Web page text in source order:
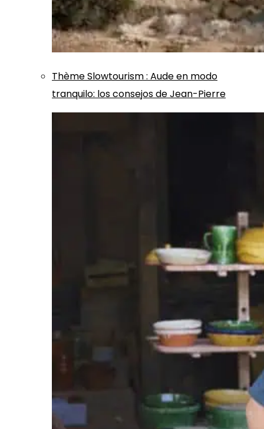
ThèmeSlowtourism: Aude en modo
tranquilo: los consejos de Jean-Pierre